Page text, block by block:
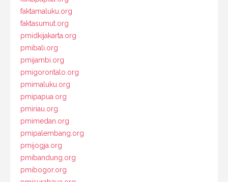
faktamaluku.org
faktasumut.org
pmidkijakarta.org
pmibali.org
pmijambi.org
pmigorontalo.org
pmimaluku.org
pmipapua.org
pmiriau.org
pmimedan.org
pmipalembang.org
pmijogja.org
pmibandung.org
pmibogor.org